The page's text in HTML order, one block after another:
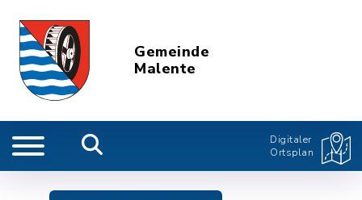
Gemeinde
Malente
Digitaler
Ortsplan